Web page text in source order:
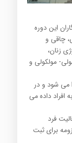
این دوره
چاقی و
زنان،
مولكولی و
۶ و ۱۲ ماهه اجرا می شود و در
داده می
فرد
برای ثبت